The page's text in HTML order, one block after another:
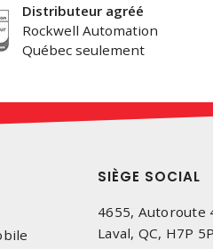
Distributeur agréé
Rockwell Automation
Québec seulement
SIÈGE SOCIAL
4655, Autoroute
Laval, QC, H7P